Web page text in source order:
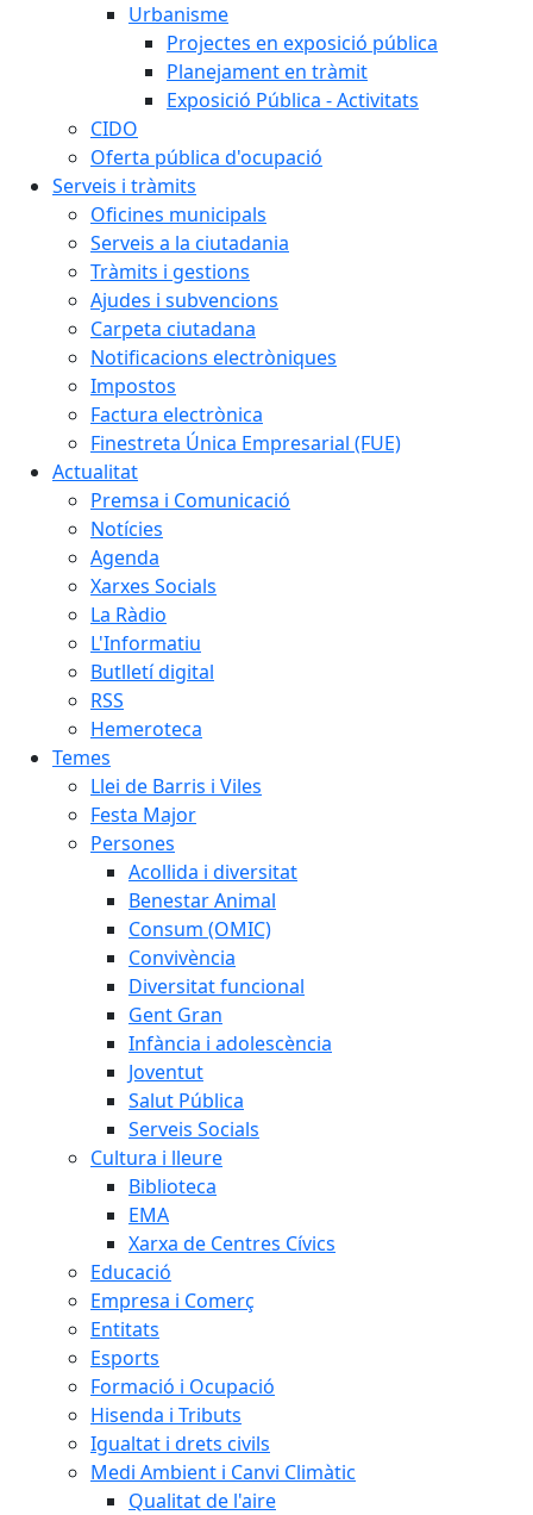
Urbanisme
Projectes en exposició pública
Planejament en tràmit
Exposició Pública - Activitats
CIDO
Oferta pública d'ocupació
Serveis i tràmits
Oficines municipals
Serveis a la ciutadania
Tràmits i gestions
Ajudes i subvencions
Carpeta ciutadana
Notificacions electròniques
Impostos
Factura electrònica
Finestreta Única Empresarial (FUE)
Actualitat
Premsa i Comunicació
Notícies
Agenda
Xarxes Socials
La Ràdio
L'Informatiu
Butlletí digital
RSS
Hemeroteca
Temes
Llei de Barris i Viles
Festa Major
Persones
Acollida i diversitat
Benestar Animal
Consum (OMIC)
Convivència
Diversitat funcional
Gent Gran
Infància i adolescència
Joventut
Salut Pública
Serveis Socials
Cultura i lleure
Biblioteca
EMA
Xarxa de Centres Cívics
Educació
Empresa i Comerç
Entitats
Esports
Formació i Ocupació
Hisenda i Tributs
Igualtat i drets civils
Medi Ambient i Canvi Climàtic
Qualitat de l'aire